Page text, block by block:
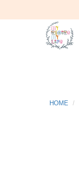
HOME